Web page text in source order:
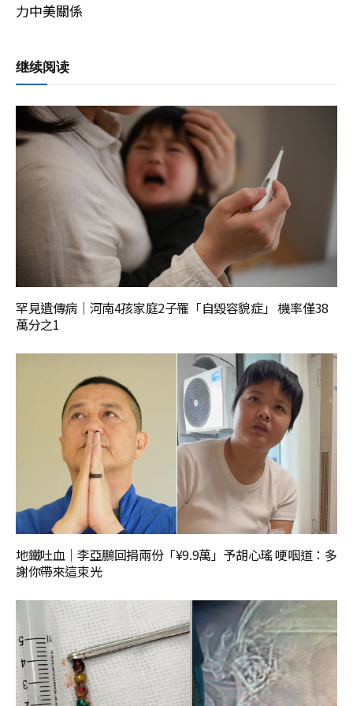
力中美關係
继续阅读
罕見遺傳病｜河南4孩家庭2子罹「自毀容貌症」 機率僅38
萬分之1
地鐵吐血｜李亞鵬回捐兩份「¥9.9萬」予胡心瑤 哽咽道：多
謝你帶來這束光